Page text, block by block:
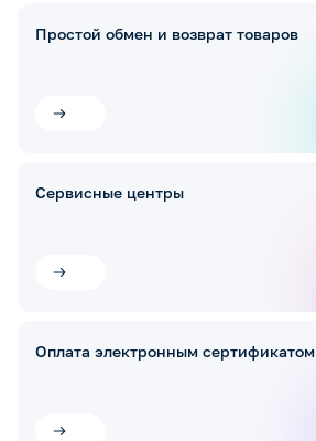
Простой обмен и возврат товаров
Сервисные центры
Оплата электронным сертификатом